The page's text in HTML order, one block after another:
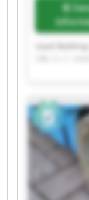
Cenas
Used
Bottling
Lines UBL
Used
UBL S.r.l.
Bottling
S.r.l. Used
Lines UBL
Used
UBL S.r.l.
Bottling Lines